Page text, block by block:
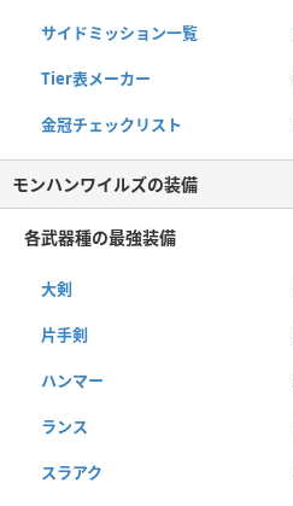
サイドミッション一覧
Tier表メーカー
金冠チェックリスト
モンハンワイルズの装備
各武器種の最強装備
大剣
片手剣
ハンマー
ランス
スラアク